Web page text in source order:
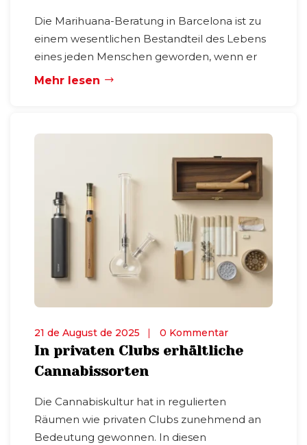
Die Marihuana-Beratung in Barcelona ist zu
einem wesentlichen Bestandteil des Lebens
eines jeden Menschen geworden, wenn er
Mehr lesen
21 de August de 2025 0 Kommentar
In privaten Clubs erhältliche
Cannabissorten
Die Cannabiskultur hat in regulierten
Räumen wie privaten Clubs zunehmend an
Bedeutung gewonnen. In diesen